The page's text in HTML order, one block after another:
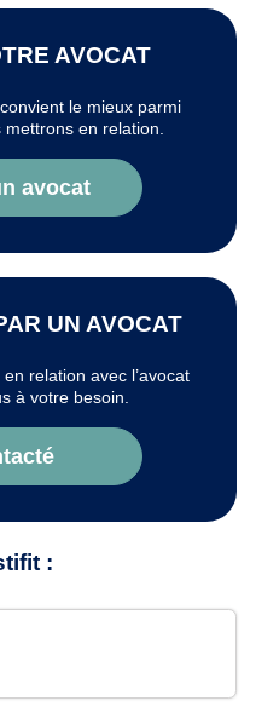
AVOCAT
le mieux parmi
en relation.
avocat
UN AVOCAT
relation avec l’avocat
à votre besoin.
: